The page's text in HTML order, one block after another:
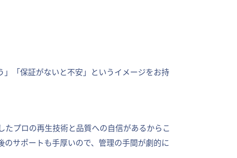
「保証がないと不安」というイメージをお持
プロの再生技術と品質への自信があるからこ
サポートも手厚いので、管理の手間が劇的に